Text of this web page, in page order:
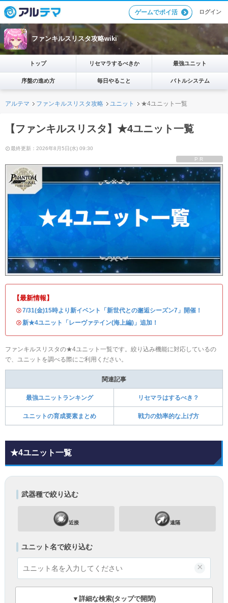
ゲームでポイ活 ログイン
ファンキルスリスタ攻略wiki
トップ リセマラするべきか 最強ユニット
序盤の進め方 毎日やること バトルシステム
アルテマ ファンキルスリスタ攻略 ユニット ★4ユニット一覧
【ファンキルスリスタ】★4ユニット一覧
最終更新：2026年8月5日(水) 09:30
PR
【最新情報】
・7/31(金)15時より新イベント「新世代との邂逅シーズン7」開催！
・新★4ユニット「レーヴァテイン(海上編)」追加！
ファンキルスリスタの★4ユニット一覧です。絞り込み機能に対応しているの
で、ユニットを調べる際にご利用ください。
関連記事
最強ユニットランキング リセマラはするべき？
ユニットの育成要素まとめ 戦力の効率的な上げ方
★4ユニット一覧
武器種で絞り込む
近接 遠隔
ユニット名で絞り込む
×
▼詳細な検索(タップで開閉)